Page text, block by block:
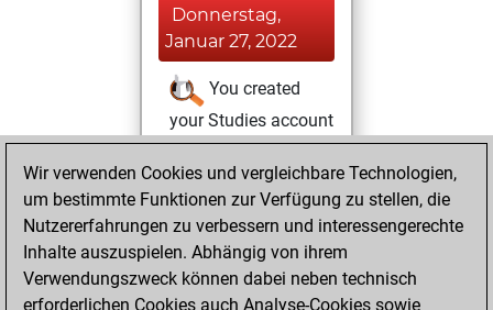
Donnerstag,
Januar 27, 2022
You created
your Studies account
Studies
Donnerstag,
Dezember 17,
2020
You achieved a
BeautyScore of 1
Wir verwenden Cookies und vergleichbare Technologien,
um bestimmte Funktionen zur Verfügung zu stellen, die
Nutzererfahrungen zu verbessern und interessengerechte
Inhalte auszuspielen. Abhängig von ihrem
Verwendungszweck können dabei neben technisch
erforderlichen Cookies auch Analyse-Cookies sowie